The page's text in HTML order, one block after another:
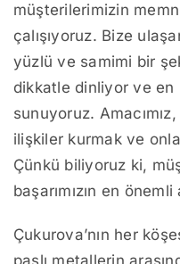
müşterilerimizin
çalışıyoruz. Bize
yüzlü ve samimi bir
dikkatle dinliyor ve en
sunuyoruz.
ilişkiler kurmak ve
Çünkü biliyoruz ki,
başarımızın en önemli
Çukurova’nın her